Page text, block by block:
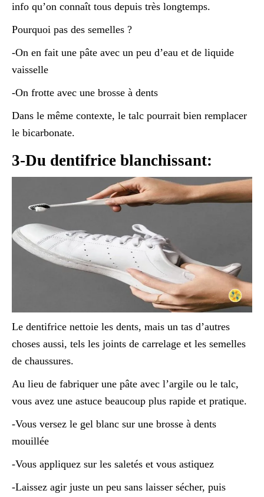
info qu’on connaît tous depuis très longtemps.
Pourquoi pas des semelles ?
-On en fait une pâte avec un peu d’eau et de liquide
vaisselle
-On frotte avec une brosse à dents
Dans le même contexte, le talc pourrait bien remplacer
le bicarbonate.
3-Du dentifrice blanchissant:
Le dentifrice nettoie les dents, mais un tas d’autres
choses aussi, tels les joints de carrelage et les semelles
de chaussures.
Au lieu de fabriquer une pâte avec l’argile ou le talc,
vous avez une astuce beaucoup plus rapide et pratique.
-Vous versez le gel blanc sur une brosse à dents
mouillée
-Vous appliquez sur les saletés et vous astiquez
-Laissez agir juste un peu sans laisser sécher, puis